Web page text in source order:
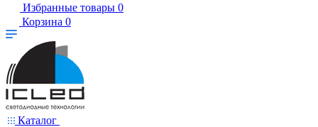
Избранные товары 0
Корзина 0
Каталог